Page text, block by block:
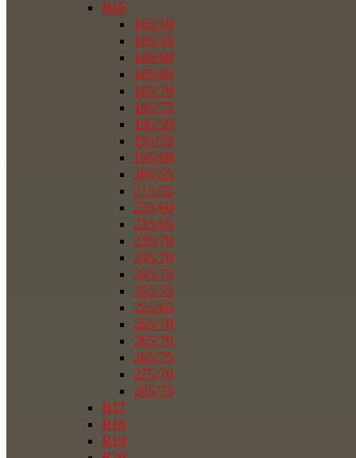
R16
185/50
185/55
185/60
185/65
185/70
185/75
195/50
195/55
195/60
205/55
215/55
235/60
235/65
235/70
245/70
245/75
255/55
255/65
255/70
265/70
265/75
275/70
285/75
R17
R18
R19